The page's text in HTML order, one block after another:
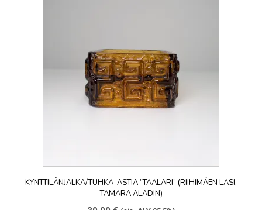
KYNTTILÄNJALKA/TUHKA-ASTIA ”TAALARI” (RIIHIMÄEN LASI,
TAMARA ALADIN)